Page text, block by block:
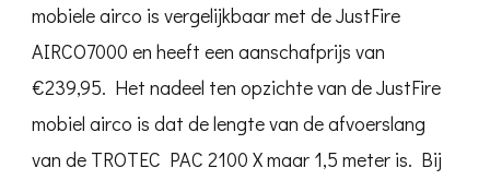
mobiele airco is vergelijkbaar met de JustFire
AIRCO7000 en heeft een aanschafprijs van
€239,95. Het nadeel ten opzichte van de JustFire
mobiel airco is dat de lengte van de afvoerslang
van de TROTEC PAC 2100 X maar 1,5 meter is. Bij